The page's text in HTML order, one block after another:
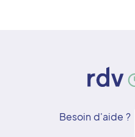
Besoin d'aide ?